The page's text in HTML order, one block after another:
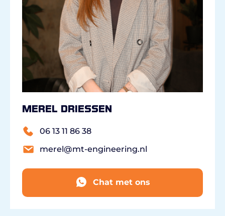
Merel Driessen
06 13 11 86 38
merel@mt-engineering.nl
Chat met ons